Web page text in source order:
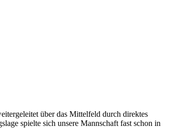
über das Mittelfeld durch direktes
spielte sich unsere Mannschaft fast schon in